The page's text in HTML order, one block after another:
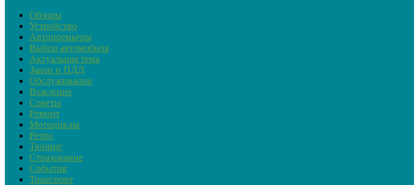
Обзоры
Устройство
Автопремьеры
Выбор автомобиля
Актуальная тема
Закон и ПДД
Обслуживание
Вождение
Советы
Ремонт
Мотоциклы
Ретро
Тюнинг
Страхование
События
Транспорт